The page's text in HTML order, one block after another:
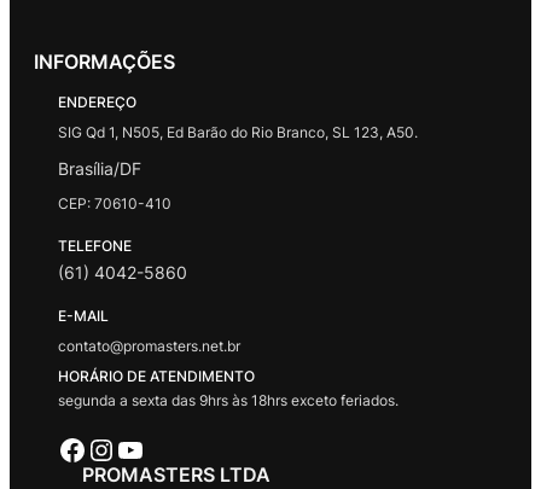
INFORMAÇÕES
ENDEREÇO
SIG Qd 1, N505, Ed Barão do Rio Branco, SL 123, A50.
Brasília/DF
CEP: 70610-410
TELEFONE
(61) 4042-5860
E-MAIL
contato@promasters.net.br
HORÁRIO DE ATENDIMENTO
segunda a sexta das 9hrs às 18hrs exceto feriados.
Facebook Instagram Youtube
PROMASTERS LTDA